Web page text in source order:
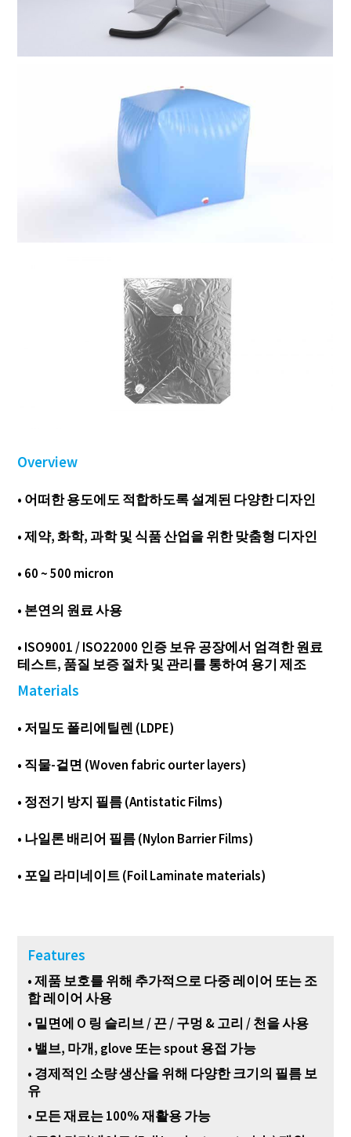
Overview
• 어떠한 용도에도 적합하도록 설계된 다양한 디자인
• 제약, 화학, 과학 및 식품 산업을 위한 맞춤형 디자인
• 60 ~ 500 micron
• 본연의 원료 사용
• ISO9001 / ISO22000 인증 보유 공장에서 엄격한 원료
테스트, 품질 보증 절차 및 관리를 통하여 용기 제조
Materials
• 저밀도 폴리에틸렌 (LDPE)
• 직물-겉면 (Woven fabric ourter layers)
• 정전기 방지 필름 (Antistatic Films)
• 나일론 배리어 필름 (Nylon Barrier Films)
• 포일 라미네이트 (Foil Laminate materials)
Features
• 제품 보호를 위해 추가적으로 다중 레이어 또는 조
합 레이어 사용
• 밑면에 O 링 슬리브 / 끈 / 구멍 & 고리 / 천을 사용
• 밸브, 마개, glove 또는 spout 용접 가능
• 경제적인 소량 생산을 위해 다양한 크기의 필름 보
유
• 모든 재료는 100% 재활용 가능